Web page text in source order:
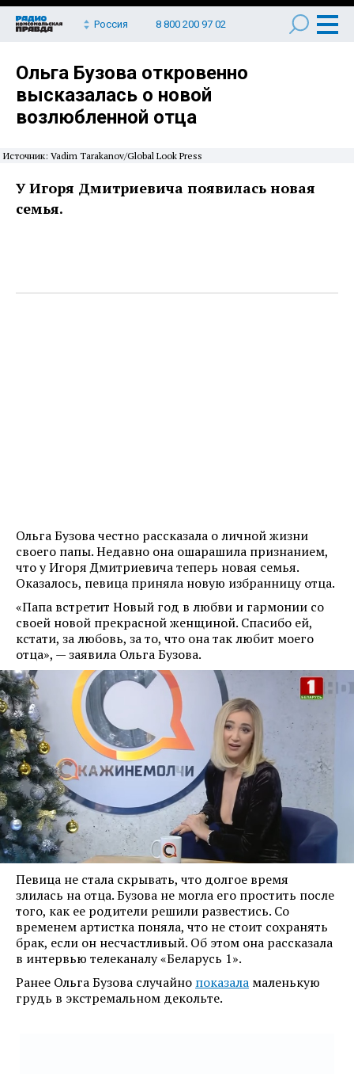
Россия 8 800 200 97 02
Ольга Бузова откровенно
высказалась о новой
возлюбленной отца
Источник: Vadim Tarakanov/Global Look Press
У Игоря Дмитриевича появилась новая
семья.
Ольга Бузова честно рассказала о личной жизни
своего папы. Недавно она ошарашила признанием,
что у Игоря Дмитриевича теперь новая семья.
Оказалось, певица приняла новую избранницу отца.
«Папа встретит Новый год в любви и гармонии со
своей новой прекрасной женщиной. Спасибо ей,
кстати, за любовь, за то, что она так любит моего
отца», — заявила Ольга Бузова.
Певица не стала скрывать, что долгое время
злилась на отца. Бузова не могла его простить после
того, как ее родители решили развестись. Со
временем артистка поняла, что не стоит сохранять
брак, если он несчастливый. Об этом она рассказала
в интервью телеканалу «Беларусь 1».
Ранее Ольга Бузова случайно показала маленькую
грудь в экстремальном декольте.